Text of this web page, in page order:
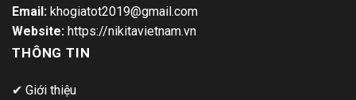
Email: khogiatot2019@gmail.com
Website: https://nikitavietnam.vn
THÔNG TIN
✔ Giới thiệu